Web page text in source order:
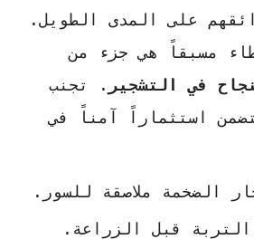
على المدى الطويل.
مسبقاً هي جزء من
في التشجير . تجنب
استثماراً آمناً في
الضخمة ملاصقة للسور.
قبل الزراعة.